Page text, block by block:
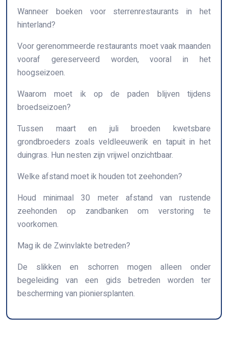
Wanneer boeken voor sterrenrestaurants in het
hinterland?
Voor gerenommeerde restaurants moet vaak maanden
vooraf gereserveerd worden, vooral in het
hoogseizoen.
Waarom moet ik op de paden blijven tijdens
broedseizoen?
Tussen maart en juli broeden kwetsbare
grondbroeders zoals veldleeuwerik en tapuit in het
duingras. Hun nesten zijn vrijwel onzichtbaar.
Welke afstand moet ik houden tot zeehonden?
Houd minimaal 30 meter afstand van rustende
zeehonden op zandbanken om verstoring te
voorkomen.
Mag ik de Zwinvlakte betreden?
De slikken en schorren mogen alleen onder
begeleiding van een gids betreden worden ter
bescherming van pioniersplanten.